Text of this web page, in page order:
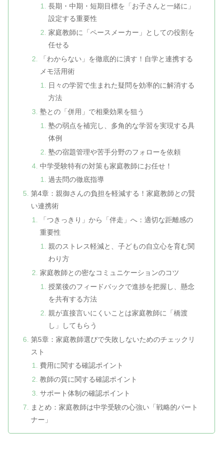
長期・中期・短期目標を「お子さんと一緒に」
設定する重要性
家庭教師に「ペースメーカー」としての役割を
任せる
「わからない」を徹底的に潰す！自学と連携する
メモ活用術
日々の学習で生まれた疑問を効率的に解消する
方法
塾との「併用」で相乗効果を狙う
塾の弱点を補完し、多角的な学習を実現する具
体例
塾の宿題管理や苦手分野のフォローを依頼
中学受験特有の対策も家庭教師にお任せ！
過去問の徹底指導
第4章：親御さんの負担を軽減する！家庭教師との賢
い連携術
「つきっきり」から「伴走」へ：適切な距離感の
重要性
親のストレス軽減と、子どもの自立心を育む関
わり方
家庭教師との密なコミュニケーションのコツ
授業後のフィードバックで進捗を把握し、懸念
を共有する方法
親が直接言いにくいことは家庭教師に「橋渡
し」してもらう
第5章：家庭教師選びで失敗しないためのチェックリ
スト
費用に関する確認ポイント
教師の質に関する確認ポイント
サポート体制の確認ポイント
まとめ：家庭教師は中学受験の心強い「戦略的パート
ナー」